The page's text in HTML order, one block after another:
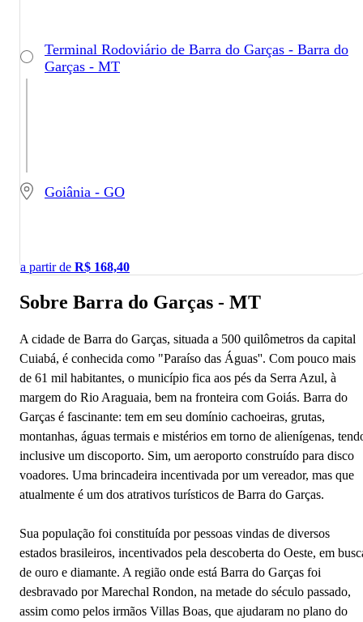
Terminal Rodoviário de Barra do Garças - Barra do
Garças - MT
Goiânia - GO
a partir de R$ 168,40
Sobre Barra do Garças - MT
A cidade de Barra do Garças, situada a 500 quilômetros da capital
Cuiabá, é conhecida como "Paraíso das Águas''. Com pouco mais
de 61 mil habitantes, o município fica aos pés da Serra Azul, à
margem do Rio Araguaia, bem na fronteira com Goiás. Barra do
Garças é fascinante: tem em seu domínio cachoeiras, grutas,
montanhas, águas termais e mistérios em torno de alienígenas,
inclusive um discoporto. Sim, um aeroporto construído para disco
voadores. Uma brincadeira incentivada por um vereador, mas que
atualmente é um dos atrativos turísticos de Barra do Garças.
Sua população foi constituída por pessoas vindas de diversos
estados brasileiros, incentivados pela descoberta do Oeste, em
de ouro e diamante. A região onde está Barra do Garças foi
desbravado por Marechal Rondon, na metade do século passado,
assim como pelos irmãos Villas Boas, que ajudaram no plano do